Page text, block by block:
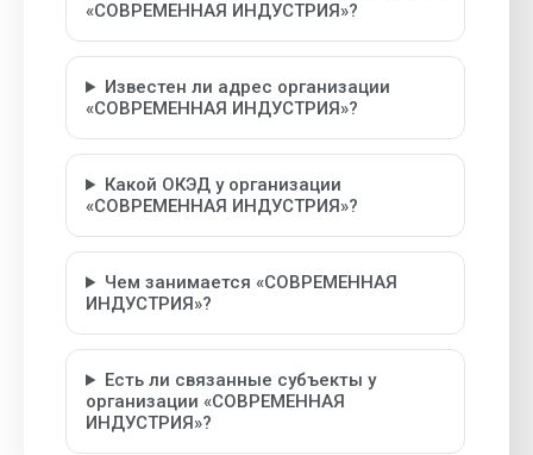
«СОВРЕМЕННАЯ ИНДУСТРИЯ»?
Известен ли адрес организации
«СОВРЕМЕННАЯ ИНДУСТРИЯ»?
Какой ОКЭД у организации
«СОВРЕМЕННАЯ ИНДУСТРИЯ»?
Чем занимается «СОВРЕМЕННАЯ
ИНДУСТРИЯ»?
Есть ли связанные субъекты у
организации «СОВРЕМЕННАЯ
ИНДУСТРИЯ»?